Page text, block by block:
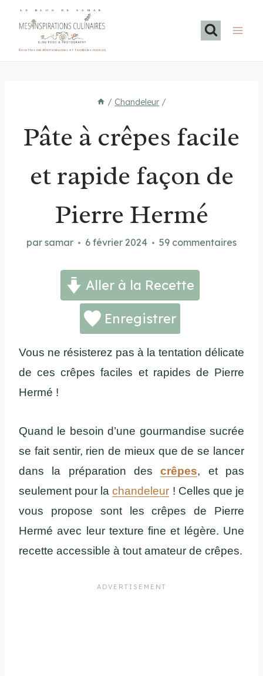
LE BLOG DE SAMAR
Recettes méditerranéennes et familiales maison
/ Chandeleur /
Pâte à crêpes facile
et rapide façon de
Pierre Hermé
par samar 6 février 2024 59 commentaires
Aller à la Recette
Enregistrer
Vous ne résisterez pas à la tentation délicate
de ces crêpes faciles et rapides de Pierre
Hermé !
Quand le besoin d’une gourmandise sucrée
se fait sentir, rien de mieux que de se lancer
dans la préparation des
crêpes, et pas
seulement pour lachandeleur ! Celles que je
vous propose sont les crêpes de Pierre
Hermé avec leur texture fine et légère. Une
recette accessible à tout amateur de crêpes.